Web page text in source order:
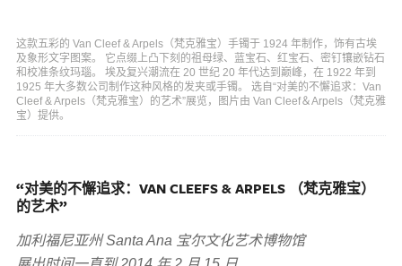
这款五彩的 Van Cleef & Arpels（梵克雅宝）手镯于 1924 年制作，饰有古埃
及象形文字图案。 它点缀上凸下刻的祖母绿、蓝宝石、红宝石、密钉镶嵌钻石
和校准条纹玛瑙。 埃及复兴潮流在 20 世纪 20 年代达到巅峰，在 1922 年到
1925 年大多数公司制作这种风格的发夹或手镯。 选自“对美的不懈追求：Van
Cleef & Arpels（梵克雅宝）的艺术”展览，图片由 Van Cleef＆Arpels（梵克雅
宝）提供。
“对美的不懈追求：VAN CLEEFS & ARPELS （梵克雅宝）
的艺术”
加利福尼亚州 Santa Ana 宝尔文化艺术博物馆